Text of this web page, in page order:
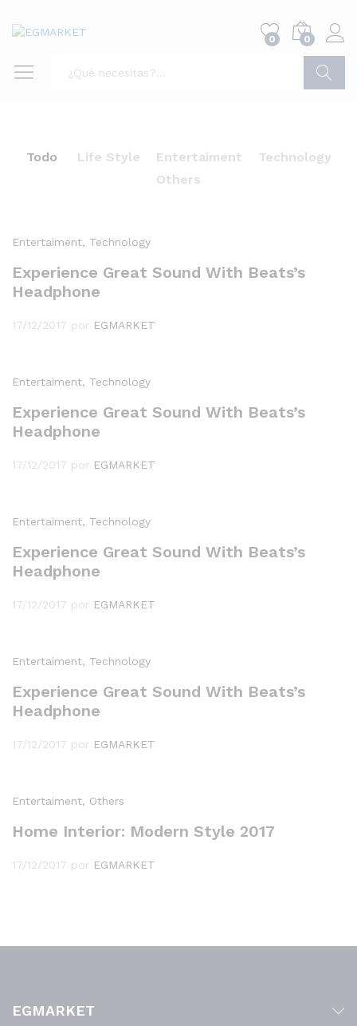
0 0
Todo Life Style Entertaiment
Technology
Others
Entertaiment, Technology
Experience Great Sound With Beats’s
Headphone
17/12/2017 por EGMARKET
Entertaiment, Technology
Experience Great Sound With Beats’s
Headphone
17/12/2017 por EGMARKET
Entertaiment, Technology
Experience Great Sound With Beats’s
Headphone
17/12/2017 por EGMARKET
Entertaiment, Technology
Experience Great Sound With Beats’s
Headphone
17/12/2017 por EGMARKET
Entertaiment, Others
Home Interior: Modern Style 2017
17/12/2017 por EGMARKET
EGMARKET